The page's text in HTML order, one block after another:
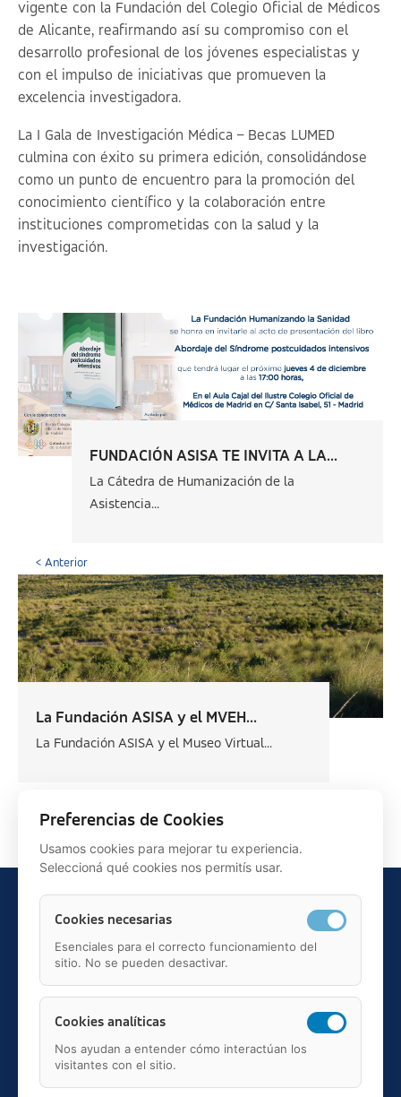
vigente con la Fundación del Colegio Oficial de Médicos
de Alicante, reafirmando así su compromiso con el
desarrollo profesional de los jóvenes especialistas y
con el impulso de iniciativas que promueven la
excelencia investigadora.
La I Gala de Investigación Médica – Becas LUMED
culmina con éxito su primera edición, consolidándose
como un punto de encuentro para la promoción del
conocimiento científico y la colaboración entre
instituciones comprometidas con la salud y la
investigación.
FUNDACIÓN ASISA TE INVITA A LA...
La Cátedra de Humanización de la
Asistencia...
< Anterior
La Fundación ASISA y el MVEH...
La Fundación ASISA y el Museo Virtual...
Teléfono: 91 595 75 00
c/ Juan Ignacio Luca de Tena, 12, 28027, Madrid
Mail: fundacion.asisa@asisa.es
Preferencias de Cookies
Usamos cookies para mejorar tu experiencia.
Seleccioná qué cookies nos permitís usar.
Cookies necesarias
Esenciales para el correcto funcionamiento del
sitio. No se pueden desactivar.
Cookies analíticas
Nos ayudan a entender cómo interactúan los
visitantes con el sitio.